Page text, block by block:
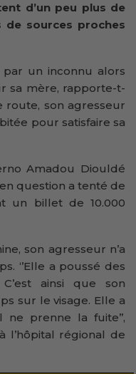
d’un peu plus de
de sources proches
un inconnu alors
sa mère, rapporte-t-
route, son agresseur
pour satisfaire sa
Amadou Diouldé
question a tenté de
un billet de 10.000
son agresseur n’a
‘’Elle a poussé des
ainsi que son
sur le visage. Elle a
prenne la fuite’’,
l’hôpital régional de